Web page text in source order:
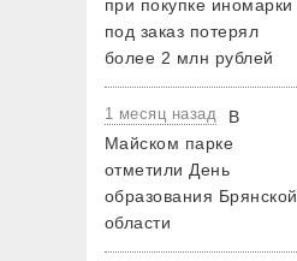
при покупке иномарки
под заказ потерял
более 2 млн рублей
1 месяц назад
В
Майском парке
отметили День
образования Брянской
области